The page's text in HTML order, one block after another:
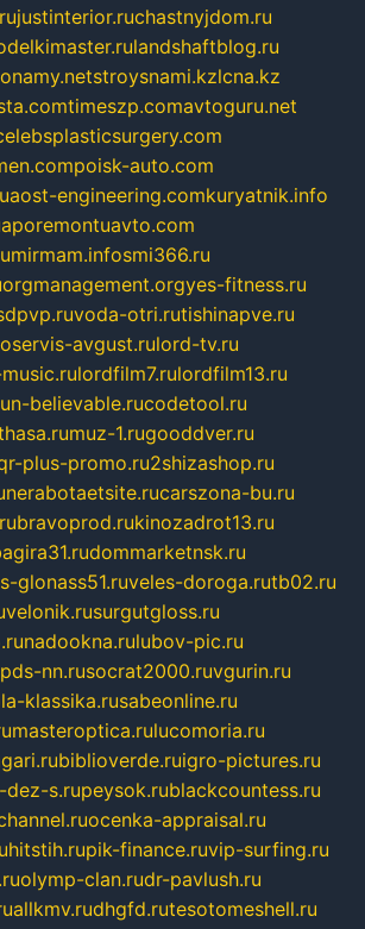
justinterior.ruchastnyjdom.ru
landshaftblog.ru
stroysnami.kzlcna.kz
timeszp.comavtoguru.net
poisk-auto.com
ost-engineering.comkuryatnik.info
poremontuavto.com
mirmam.infosmi366.ru
orgmanagement.orgyes-fitness.ru
voda-otri.rutishinapve.ru
avgust.rulord-tv.ru
lordfilm7.rulordfilm13.ru
un-believable.rucodetool.ru
muz-1.rugooddver.ru
plus-promo.ru2shizashop.ru
nerabotaetsite.rucarszona-bu.ru
bravoprod.rukinozadrot13.ru
dommarketnsk.ru
glonass51.ruveles-doroga.rutb02.ru
velonik.rusurgutgloss.ru
nadookna.rulubov-pic.ru
pds-nn.rusocrat2000.ruvgurin.ru
klassika.rusabeonline.ru
masteroptica.rulucomoria.ru
biblioverde.ruigro-pictures.ru
dez-s.rupeysok.rublackcountess.ru
ocenka-appraisal.ru
hitstih.rupik-finance.ruvip-surfing.ru
olymp-clan.rudr-pavlush.ru
allkmv.rudhgfd.rutesotomeshell.ru